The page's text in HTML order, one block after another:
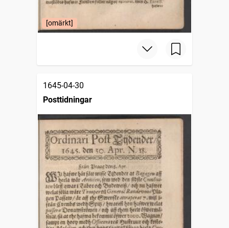
[omärkt]
1645-04-30
Posttidningar